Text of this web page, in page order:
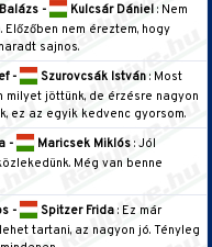
- Kulcsár Dániel: Nem
nem éreztem, hogy
sajnos.
- Szurovcsák István: Most
milyet jöttünk, de érzésre nagyon
ez az egyik kedvenc gyorsom.
- Maricsek Miklós: Jól
Még van benne
- Spitzer Frida: Ez már
tartani, az nagyon jó. Tényleg